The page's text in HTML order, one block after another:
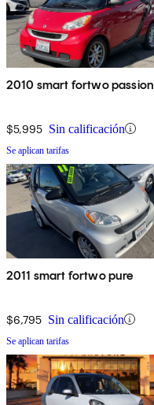
2010 smart fortwo passion
$5,995 Sin calificación
Se aplican tarifas
2011 smart fortwo pure
$6,795 Sin calificación
Se aplican tarifas